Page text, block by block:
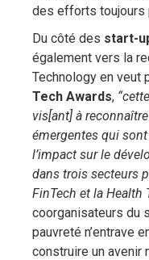
des efforts toujours
Du côté des start-
également vers la
Technology en veut
Tech Awards,
vis[ant] à
émergentes qui sont
l’impact sur le
dans trois secteurs
FinTech et la Health
coorganisateurs du
pauvreté n’entrave
construire un avenir